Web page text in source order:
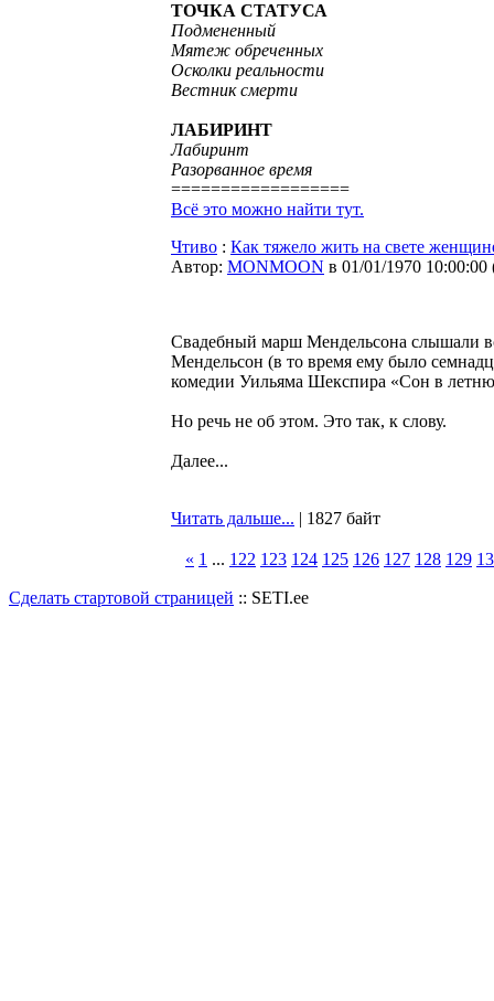
ТОЧКА СТАТУСА
Подмененный
Мятеж обреченных
Осколки реальности
Вестник смерти
ЛАБИРИНТ
Лабиринт
Разорванное время
==================
Всё это можно найти тут.
Чтиво : Как тяжело жить на свете
Автор: MONMOON в 01/01/1970 10:00:00
Свадебный марш Мендельсона слышали
Мендельсон (в то время ему было
комедии Уильяма Шекспира «Сон в
Но речь не об этом. Это так, к слову.
Далее...
Читать дальше... | 1827 байт
« 1 ... 122 123 124 125 126 127 128 129
Сделать стартовой страницей :: SETI.ee